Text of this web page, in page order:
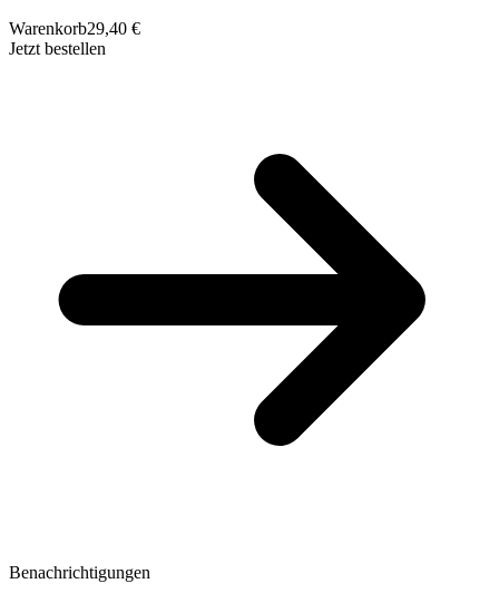
Warenkorb29,40 €
Jetzt bestellen
Benachrichtigungen